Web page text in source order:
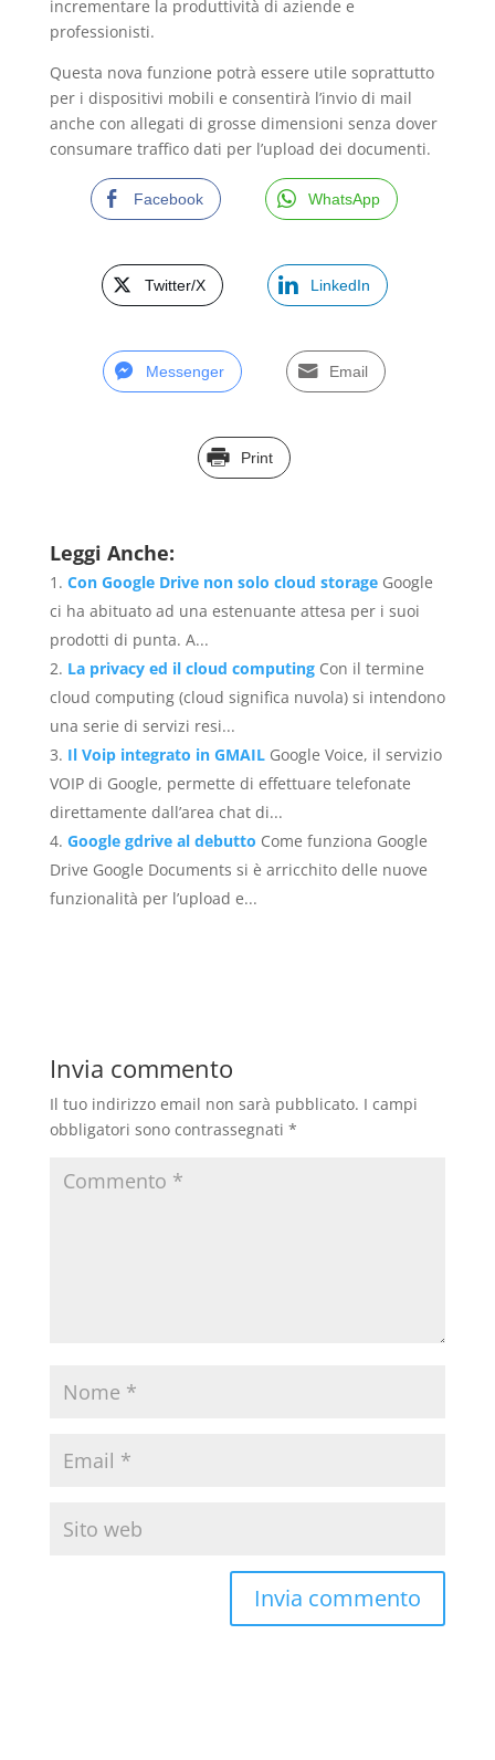
incrementare la produttività di aziende e
professionisti.
Questa nova funzione potrà essere utile soprattutto
per i dispositivi mobili e consentirà l’invio di mail
anche con allegati di grosse dimensioni senza dover
consumare traffico dati per l’upload dei documenti.
Facebook WhatsApp
Twitter/X LinkedIn
Messenger Email
Print
Leggi Anche:
Con Google Drive non solo cloud storage Google
ci ha abituato ad una estenuante attesa per i suoi
prodotti di punta. A...
La privacy ed il cloud computing Con il termine
cloud computing (cloud significa nuvola) si intendono
una serie di servizi resi...
Il Voip integrato in GMAIL Google Voice, il servizio
VOIP di Google, permette di effettuare telefonate
direttamente dall’area chat di...
Google gdrive al debutto Come funziona Google
Drive Google Documents si è arricchito delle nuove
funzionalità per l’upload e...
Invia commento
Il tuo indirizzo email non sarà pubblicato. I campi
obbligatori sono contrassegnati *